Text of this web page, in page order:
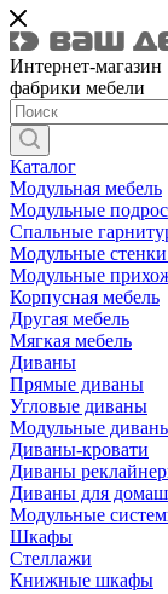
Интернет-магазин
фабрики мебели
Каталог
Модульная мебель
Модульные
Спальные
Модульные
Модульные
Корпусная мебель
Другая мебель
Мягкая мебель
Диваны
Прямые диваны
Угловые диваны
Модульные
Диваны-кровати
Диваны
Диваны для
Модульные
Шкафы
Стеллажи
Книжные шкафы